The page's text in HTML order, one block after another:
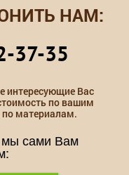
НАМ:
37-35
интересующие Вас
по вашим
материалам.
мы сами Вам